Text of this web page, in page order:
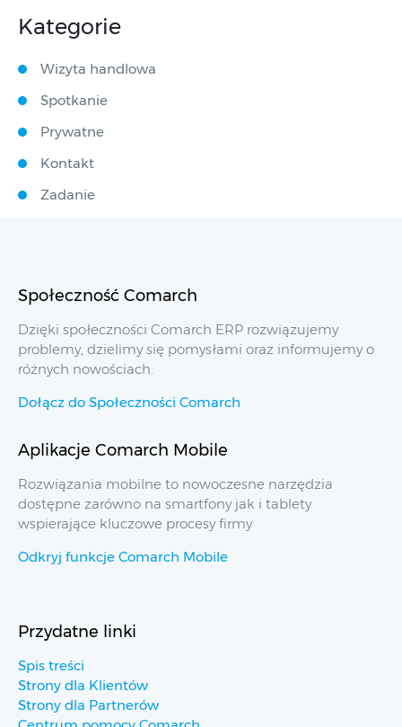
Kategorie
Wizyta handlowa
Spotkanie
Prywatne
Kontakt
Zadanie
Społeczność Comarch
Dzięki społeczności Comarch ERP rozwiązujemy
problemy, dzielimy się pomysłami oraz informujemy o
różnych nowościach.
Dołącz do Społeczności Comarch
Aplikacje Comarch Mobile
Rozwiązania mobilne to nowoczesne narzędzia
dostępne zarówno na smartfony jak i tablety
wspierające kluczowe procesy firmy
Odkryj funkcje Comarch Mobile
Przydatne linki
Spis treści
Strony dla Klientów
Strony dla Partnerów